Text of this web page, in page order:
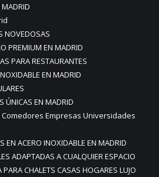
MADRID
NOVEDOSAS
PREMIUM EN MADRID
PARA RESTAURANTES
EN MADRID
ÚNICAS EN MADRID
Empresas Universidades
EN ACERO INOXIDABLE EN MADRID
ADAPTADAS A CUALQUIER ESPACIO
CHALETS CASAS HOGARES LUJO